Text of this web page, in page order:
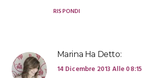
RISPONDI
Marina Ha Detto:
14 Dicembre 2013 Alle 08:15